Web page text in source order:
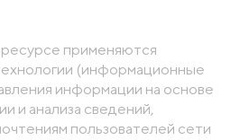
применяются
(информационные
информации на основе
и анализа сведений,
пользователей сети